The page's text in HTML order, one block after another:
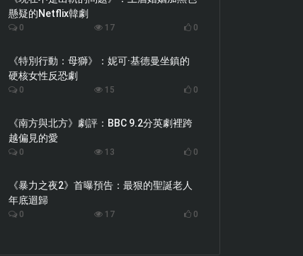
懸疑的Netflix韓劇
0 17 0
《特別行動：母獅》：妮可·基德曼坐鎮的
硬核女性反恐劇
0 15 0
《南方與北方》劇評：BBC 9.2分英劇裡跨
越偏見的愛
0 13 0
《暴力之夜2》首曝預告：最狠的聖誕老人
年底迴歸
0 17 0